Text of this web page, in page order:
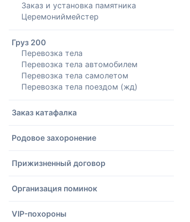
Заказ и установка памятника
Церемониймейстер
Груз 200
Перевозка тела
Перевозка тела автомобилем
Перевозка тела самолетом
Перевозка тела поездом (жд)
Заказ катафалка
Родовое захоронение
Прижизненный договор
Организация поминок
VIP-похороны